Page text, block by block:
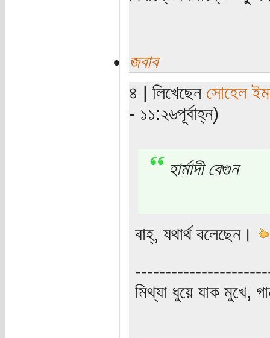
জবাব
৪ | লিখেছেন সোহেল
- ১১:২৬পূর্বাহ্ন)
হার্মাদী বেগুন
বাহ্, যথার্থ বলেছেন।
মিথ্যা ধুয়ে যাক মুখে,